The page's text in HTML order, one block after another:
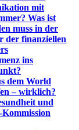
mit
Was ist
muss in der
der finanziellen
ins
dem World
– wirklich?
und